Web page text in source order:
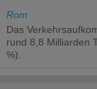
Rom
Das
rund 8,8 Milliarden
%).